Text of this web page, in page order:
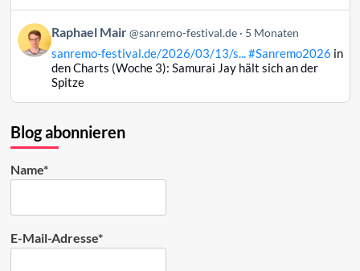
Bluesky
ansehen
Beitrag
von
Raphael
ansehen
Raphael Mair @sanremo-festival.de 5 Monaten
sanremo-festival.de/2026/03/13/s...#Sanremo2026 in
den Charts (Woche 3): Samurai Jay hält sich an der
Spitze
Blog abonnieren
Name*
E-Mail-Adresse*